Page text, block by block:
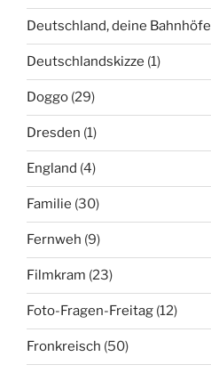
Deutschland, deine Bahnhöfe
Deutschlandskizze (1)
Doggo (29)
Dresden (1)
England (4)
Familie (30)
Fernweh (9)
Filmkram (23)
Foto-Fragen-Freitag (12)
Fronkreisch (50)